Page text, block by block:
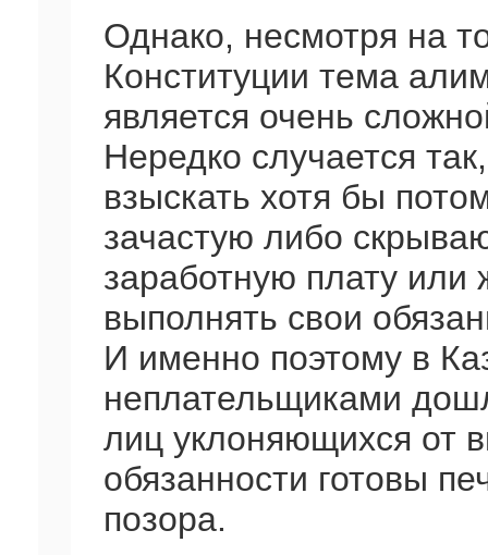
Однако, несмотря на
Конституции тема
является очень
Нередко случается
взыскать хотя бы
зачастую либо
заработную плату
выполнять свои
И именно поэтому в
неплательщиками
лиц уклоняющихся от
обязанности готовы
позора.